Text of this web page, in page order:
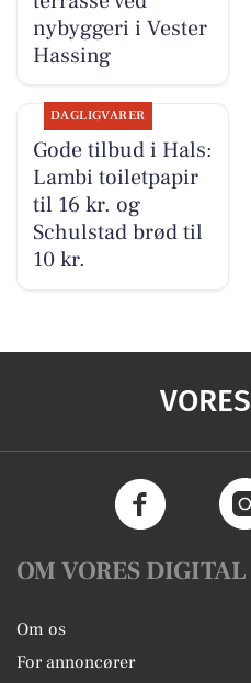
nybyggeri i Vester
Hassing
DAGLIGVARER
Gode tilbud i Hals:
Lambi toiletpapir
til 16 kr. og
Schulstad brød til
10 kr.
VORES
OM VORES DIGITAL
Om os
For annoncører